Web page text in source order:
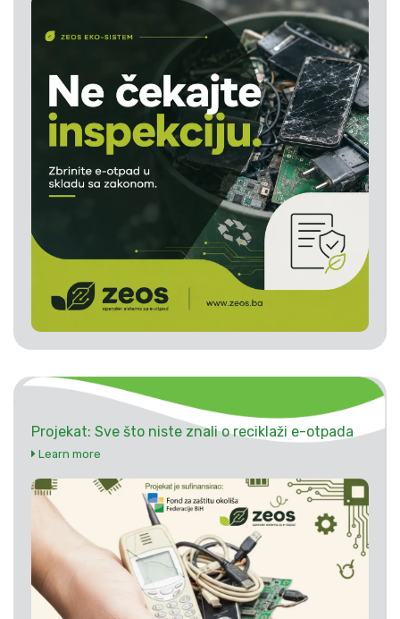
Projekat: Sve što niste znali o reciklaži e-otpada
Learn more